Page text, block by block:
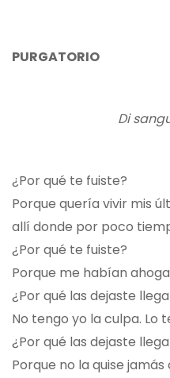
PURGATORIO
Di
¿Por qué te fuiste?
Porque quería vivir mis
allí donde por poco
¿Por qué te fuiste?
Porque me habían
¿Por qué las dejaste
No tengo yo la culpa. Lo
¿Por qué las dejaste
Porque no la quise